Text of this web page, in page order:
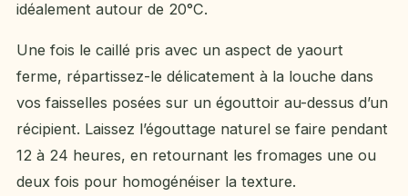
idéalement autour de 20°C.
Une fois le caillé pris avec un aspect de yaourt
ferme, répartissez-le délicatement à la louche dans
vos faisselles posées sur un égouttoir au-dessus d’un
récipient. Laissez l’égouttage naturel se faire pendant
12 à 24 heures, en retournant les fromages une ou
deux fois pour homogénéiser la texture.